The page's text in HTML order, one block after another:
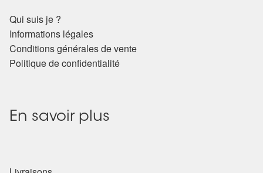
Qui suis je ?
Informations légales
Conditions générales de vente
Politique de confidentialité
En savoir plus